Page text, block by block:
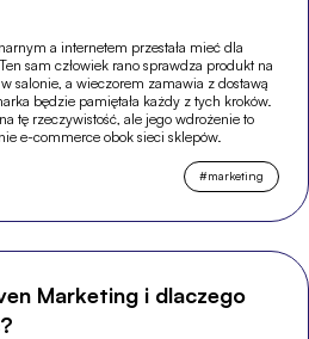
a internetem przestała mieć dla
sam człowiek rano sprawdza produkt na
salonie, a wieczorem zamawia z dostawą
będzie pamiętała każdy z tych kroków.
tę rzeczywistość, ale jego wdrożenie to
e-commerce obok sieci sklepów.
#marketing
Marketing i dlaczego